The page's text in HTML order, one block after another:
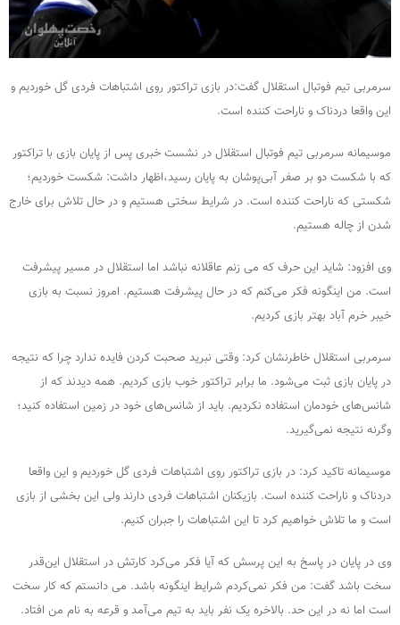
سرمربی تیم فوتبال استقلال گفت:در بازی تراکتور روی اشتباهات فردی گل خوردیم و
این واقعا دردناک و ناراحت کننده است.
موسیمانه سرمربی تیم فوتبال استقلال در نشست خبری پس از پایان بازی با تراکتور
که با شکست دو بر صفر آبی‌پوشان به پایان رسید،اظهار داشت: شکست خوردیم؛
شکستی که ناراحت کننده است. در شرایط سختی هستیم و در حال تلاش برای خارج
شدن از چاله هستیم.
وی افزود: شاید این حرف که می زنم عاقلانه نباشد اما استقلال در مسیر پیشرفت
است. من اینگونه فکر می‌کنم که در حال پیشرفت هستیم. امروز نسبت به بازی
خیبر خرم آباد بهتر بازی کردیم.
سرمربی استقلال خاطرنشان کرد: وقتی نبرید صحبت کردن فایده ندارد چرا که نتیجه
در پایان بازی ثبت می‌شود. ما برابر تراکتور خوب بازی کردیم. همه دیدند که از
شانس‌های خودمان استفاده نکردیم. باید از شانس‌های خود در زمین استفاده کنید؛
وگرنه نتیجه نمی‌گیرید.
موسیمانه تاکید کرد: در بازی تراکتور روی اشتباهات فردی گل خوردیم و این واقعا
دردناک و ناراحت کننده است. بازیکنان اشتباهات فردی دارند ولی این بخشی از بازی
است و ما تلاش خواهیم کرد تا این اشتباهات را جبران کنیم.
وی در پایان در پاسخ به این پرسش که آیا فکر می‌کرد کارتش در استقلال این‌قدر
سخت باشد گفت: من فکر نمی‌کردم شرایط اینگونه باشد. می دانستم که کار سخت
است اما نه در این حد. بالاخره یک نفر باید به تیم می‌آمد و قرعه به نام من افتاد.